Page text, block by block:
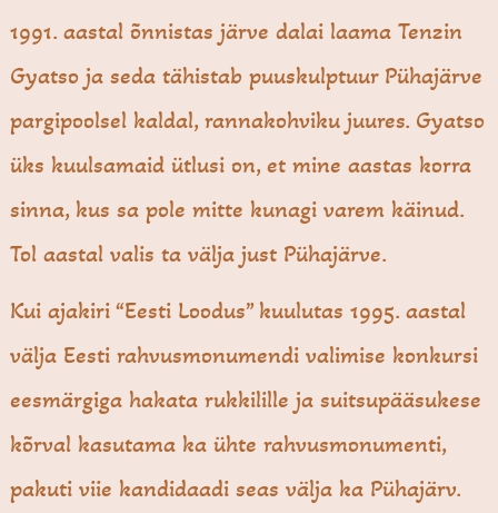
1991. aastal õnnistas järve dalai laama Tenzin
Gyatso ja seda tähistab puuskulptuur Pühajärve
pargipoolsel kaldal, rannakohviku juures. Gyatso
üks kuulsamaid ütlusi on, et mine aastas korra
sinna, kus sa pole mitte kunagi varem käinud.
Tol aastal valis ta välja just Pühajärve.
Kui ajakiri “Eesti Loodus” kuulutas 1995. aastal
välja Eesti rahvusmonumendi valimise konkursi
eesmärgiga hakata rukkilille ja suitsupääsukese
kõrval kasutama ka ühte rahvusmonumenti,
pakuti viie kandidaadi seas välja ka Pühajärv.